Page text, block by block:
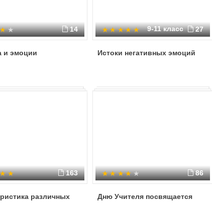
14
и эмоции
9-11 класс 27
Истоки негативных эмоций
163
различных
86
Дню Учителя посвящается